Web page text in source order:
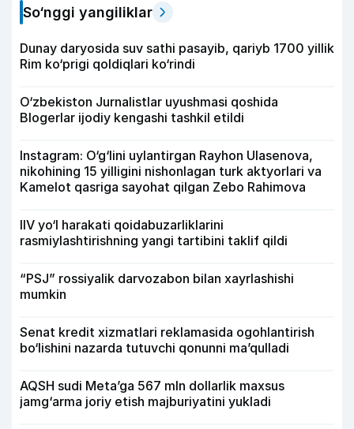
So‘nggi yangiliklar
Dunay daryosida suv sathi pasayib, qariyb 1700 yillik
Rim ko‘prigi qoldiqlari ko‘rindi
O‘zbekiston Jurnalistlar uyushmasi qoshida
Blogerlar ijodiy kengashi tashkil etildi
Instagram: O‘g‘lini uylantirgan Rayhon Ulasenova,
nikohining 15 yilligini nishonlagan turk aktyorlari va
Kamelot qasriga sayohat qilgan Zebo Rahimova
IIV yo‘l harakati qoidabuzarliklarini
rasmiylashtirishning yangi tartibini taklif qildi
“PSJ” rossiyalik darvozabon bilan xayrlashishi
mumkin
Senat kredit xizmatlari reklamasida ogohlantirish
bo‘lishini nazarda tutuvchi qonunni ma’qulladi
AQSH sudi Meta’ga 567 mln dollarlik maxsus
jamg‘arma joriy etish majburiyatini yukladi